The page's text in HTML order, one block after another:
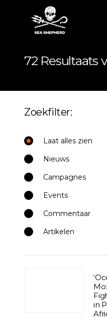
72 Resultaats
Zoekfilter:
Laat alles zien
Nieuws
Campagnes
Events
Commentaar
Artikelen
in